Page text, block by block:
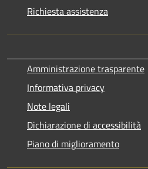
Richiesta assistenza
Amministrazione trasparente
Informativa privacy
Note legali
Dichiarazione di accessibilità
Piano di miglioramento